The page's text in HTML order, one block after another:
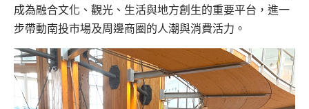
成為融合文化、觀光、生活與地方創生的重要平台，進一
步帶動南投市場及周邊商圈的人潮與消費活力。